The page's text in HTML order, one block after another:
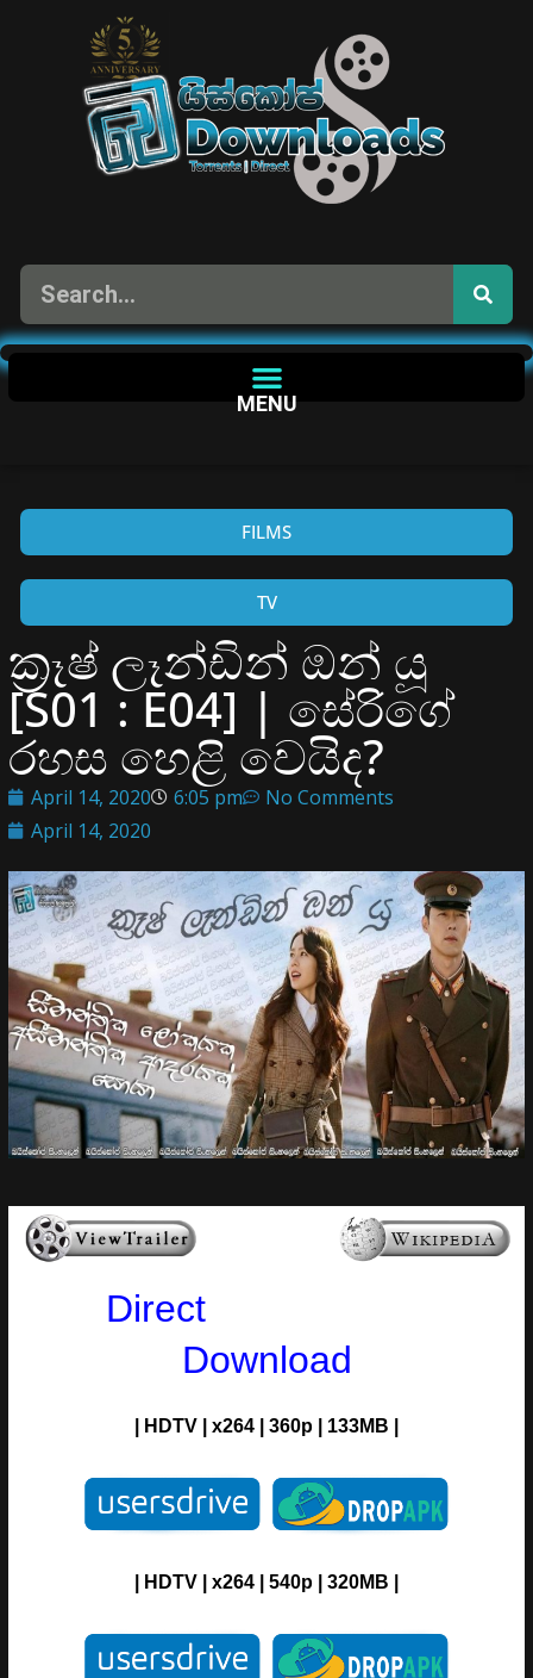
MENU
FILMS
TV
ක්‍රෑෂ් ලෑන්ඩින් ඔන් යූ
[S01 : E04] | සේරිගේ
රහස හෙළි වෙයිද?
April 14, 2020 6:05 pm
No Comments
April 14, 2020
Direct
Download
| HDTV | x264 | 360p | 133MB |
| HDTV | x264 | 540p | 320MB |